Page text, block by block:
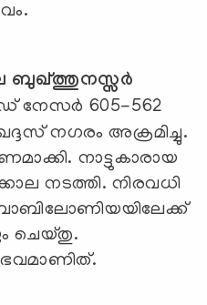
ബുഖ്ത്തുനസ്സര്‍
നേസര്‍ 605-562
നഗരം അക്രമിച്ചു.
നാട്ടുകാരായ
നടത്തി. നിരവധി
ചെയ്തു.